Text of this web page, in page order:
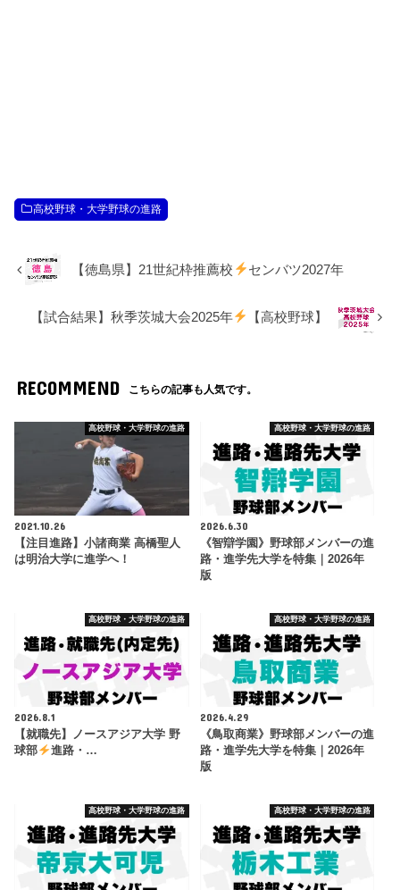
高校野球・大学野球の進路
【徳島県】21世紀枠推薦校 センバツ2027年
【試合結果】秋季茨城大会2025年 【高校野球】
RECOMMEND こちらの記事も人気です。
高校野球・大学野球の進路
2021.10.26
【注目進路】小諸商業 高橋聖人
は明治大学に進学へ！
高校野球・大学野球の進路
2026.6.30
《智辯学園》野球部メンバーの進
路・進学先大学を特集｜2026年
版
高校野球・大学野球の進路
2026.8.1
【就職先】ノースアジア大学 野
球部
進路・…
高校野球・大学野球の進路
2026.4.29
《鳥取商業》野球部メンバーの進
路・進学先大学を特集｜2026年
版
高校野球・大学野球の進路 高校野球・大学野球の進路